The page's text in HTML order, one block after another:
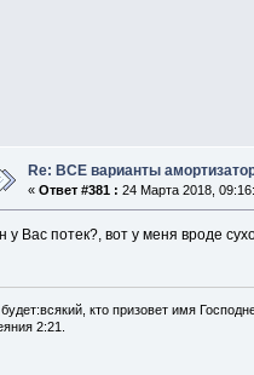
Re: ВСЕ варианты
« Ответ #381 : 24 Марта 2018,
у Вас потек?, вот у меня вроде
кто призовет имя
2:21.